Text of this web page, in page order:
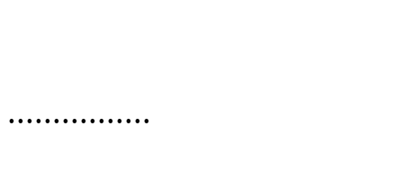
................